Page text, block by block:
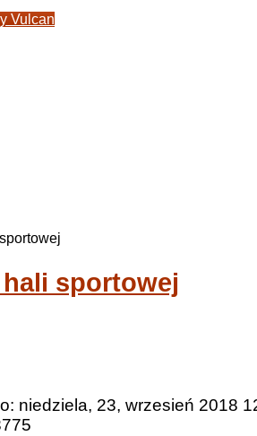
Vulcan
sportowej
niedziela, 23, wrzesień 2018